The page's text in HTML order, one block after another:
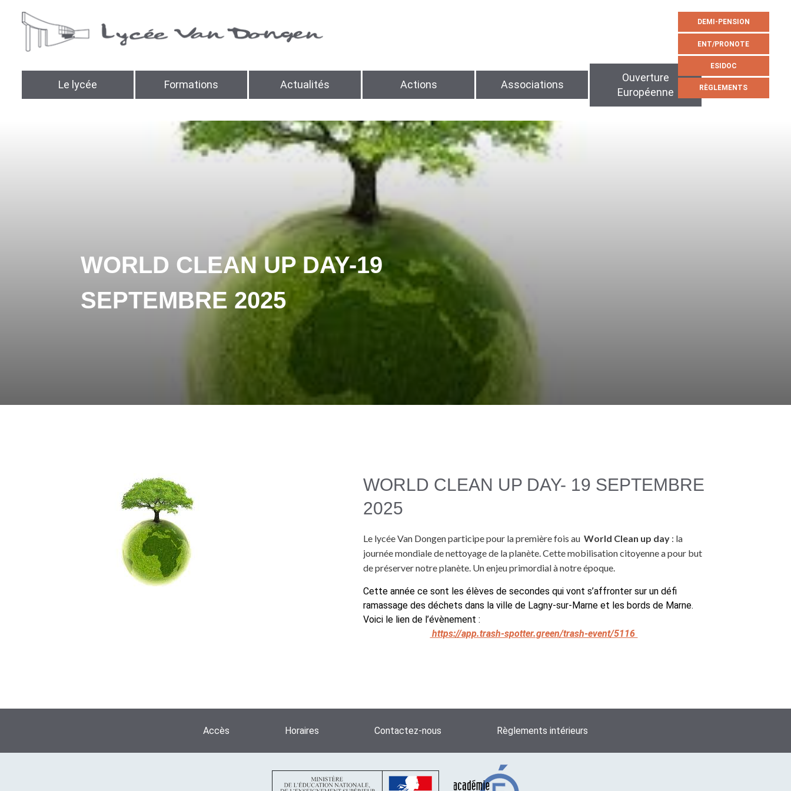
Le lycée Formations Actualités Actions Associations
Ouverture
Européenne
DEMI-PENSION
ENT/PRONOTE
ESIDOC
RÈGLEMENTS
WORLD CLEAN UP DAY-19
SEPTEMBRE 2025
WORLD CLEAN UP DAY- 19 SEPTEMBRE
2025
Le lycée Van Dongen participe pour la première fois au World Clean up day : la
journée mondiale de nettoyage de la planète. Cette mobilisation citoyenne a pour but
de préserver notre planète. Un enjeu primordial à notre époque.
Cette année ce sont les élèves de secondes qui vont s’affronter sur un défi
ramassage des déchets dans la ville de Lagny-sur-Marne et les bords de Marne.
Voici le lien de l’évènement :
https://app.trash-spotter.green/trash-event/5116
Accès Horaires Contactez-nous Règlements intérieurs